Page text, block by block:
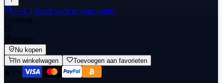
+≈ € 1,6cash back to your wallet
Levering
Instant
Nu kopen
In winkelwagen
Toevoegen aan favorieten